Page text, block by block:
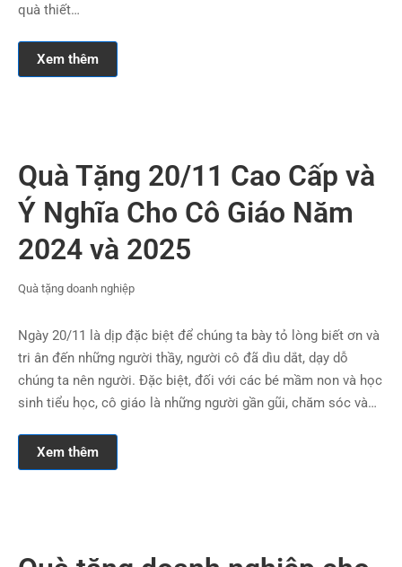
quà thiết…
Xem thêm
Quà Tặng 20/11 Cao Cấp và
Ý Nghĩa Cho Cô Giáo Năm
2024 và 2025
Quà tặng doanh nghiệp
Ngày 20/11 là dịp đặc biệt để chúng ta bày tỏ lòng biết ơn và
tri ân đến những người thầy, người cô đã dìu dắt, dạy dỗ
chúng ta nên người. Đặc biệt, đối với các bé mầm non và học
sinh tiểu học, cô giáo là những người gần gũi, chăm sóc và…
Xem thêm